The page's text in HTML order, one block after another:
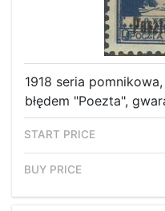
1918 seria
błędem "Poezta",